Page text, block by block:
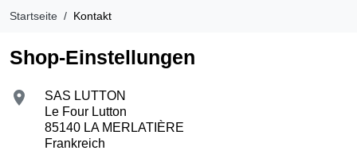
Startseite Kontakt
Shop-Einstellungen

SAS LUTTON
Le Four Lutton
85140 LA MERLATIÈRE
Frankreich